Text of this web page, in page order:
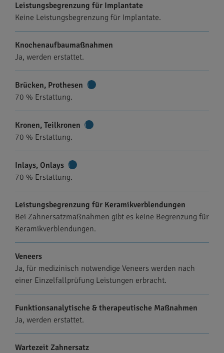
Leistungsbegrenzung für Implantate
Keine Leistungsbegrenzung für Implantate.
Knochenaufbaumaßnahmen
Ja, werden erstattet.
Brücken, Prothesen
70 % Erstattung.
Kronen, Teilkronen
70 % Erstattung.
Inlays, Onlays
Informationen
70 % Erstattung.
Leistungsbegrenzung für Keramikverblendungen
Bei Zahnersatzmaßnahmen gibt es keine Begrenzung für
Keramikverblendungen.
Veneers
Ja, für medizinisch notwendige Veneers werden nach
einer Einzelfallprüfung Leistungen erbracht.
Funktionsanalytische & therapeutische Maßnahmen
Ja, werden erstattet.
Wartezeit Zahnersatz